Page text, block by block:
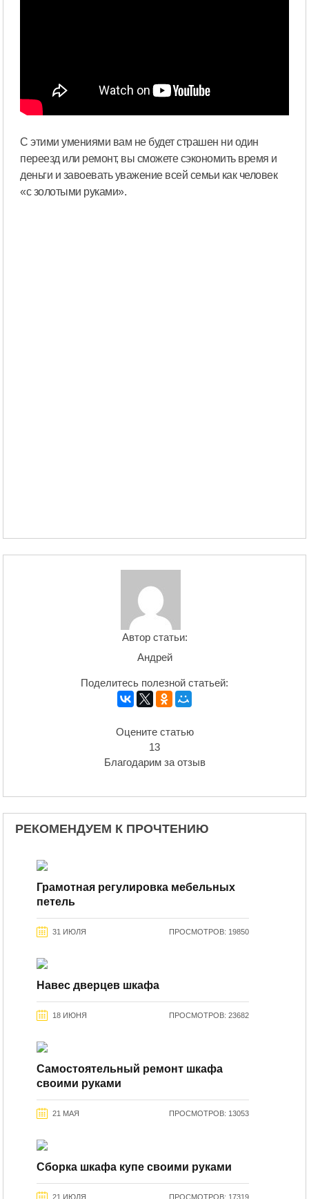
С этими умениями вам не будет страшен ни один
переезд или ремонт, вы сможете сэкономить время и
деньги и завоевать уважение всей семьи как человек
«с золотыми руками».
Автор статьи:
Андрей
Поделитесь полезной статьей:
Оцените статью
13
Благодарим за отзыв
РЕКОМЕНДУЕМ К ПРОЧТЕНИЮ
Грамотная регулировка мебельных
петель
31 ИЮЛЯ ПРОСМОТРОВ: 19850
Навес дверцев шкафа
18 ИЮНЯ ПРОСМОТРОВ: 23682
Самостоятельный ремонт шкафа
своими руками
21 МАЯ ПРОСМОТРОВ: 13053
Сборка шкафа купе своими руками
21 ИЮЛЯ ПРОСМОТРОВ: 17319